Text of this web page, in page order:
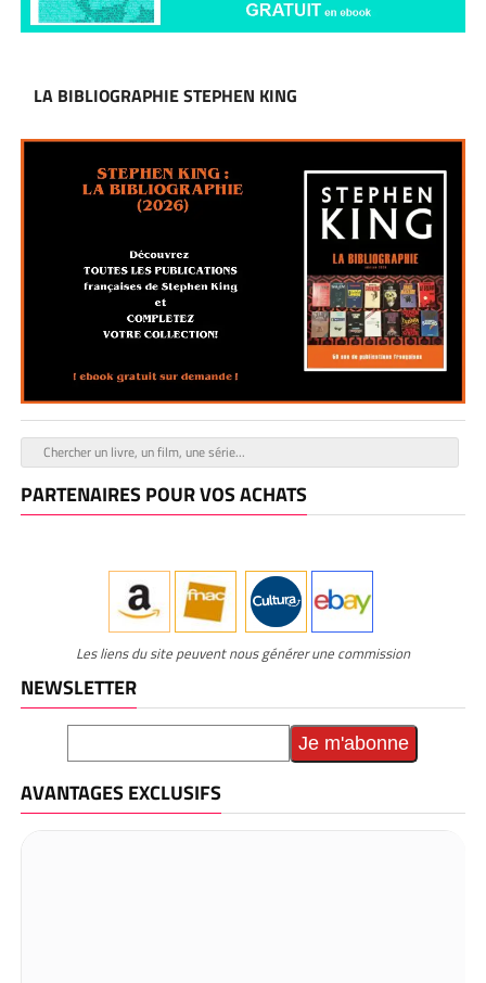
LA BIBLIOGRAPHIE STEPHEN KING
PARTENAIRES POUR VOS ACHATS
Les liens du site peuvent nous générer une commission
NEWSLETTER
AVANTAGES EXCLUSIFS